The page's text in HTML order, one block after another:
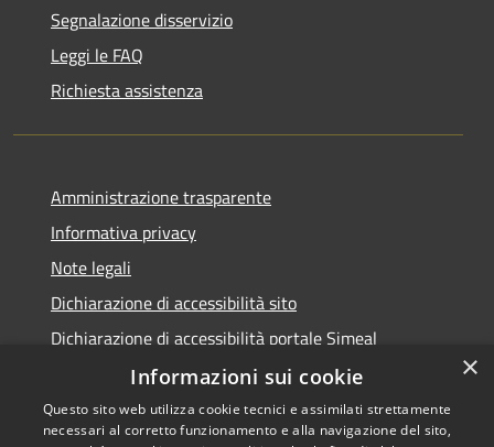
Segnalazione disservizio
Leggi le FAQ
Richiesta assistenza
Amministrazione trasparente
Informativa privacy
Note legali
Dichiarazione di accessibilità sito
Dichiarazione di accessibilità portale Simeal
×
Informazioni sui cookie
Questo sito web utilizza cookie tecnici e assimilati strettamente
necessari al corretto funzionamento e alla navigazione del sito,